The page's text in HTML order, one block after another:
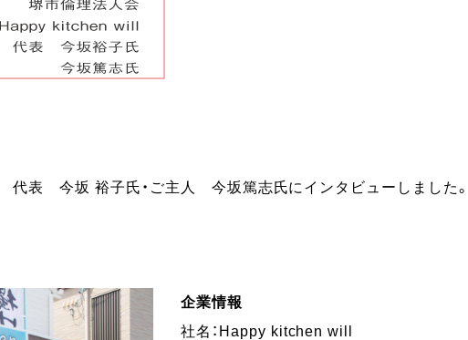
表 今坂 裕子氏・ご主人 今坂篤志氏にインタビューしました。
企業情報
社名：Happy kitchen will